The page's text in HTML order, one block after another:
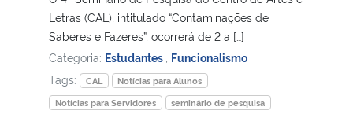
Ministério da Ciência, Tecnologia, Inovações e Comunicações
Ministério do Meio Ambiente
Ministério do Turismo
Letras (CAL), intitulado “Contaminações de
Saberes e Fazeres”, ocorrerá de 2 a […]
Categoria: Estudantes Funcionalismo
Tags:
CAL
Notícias para Alunos
Notícias para Servidores
seminário de pesquisa